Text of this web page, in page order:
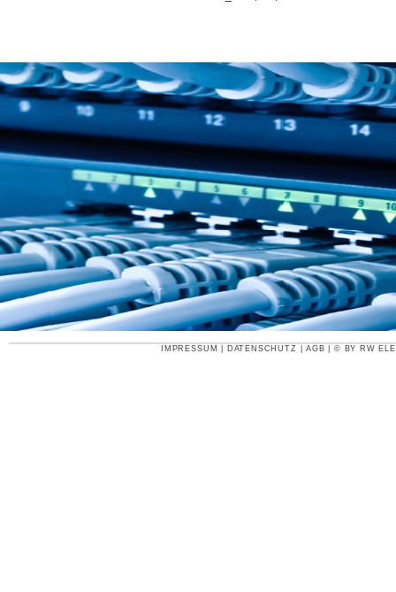
IMPRESSUM DATENSCHUTZ |AGB | © BY RW